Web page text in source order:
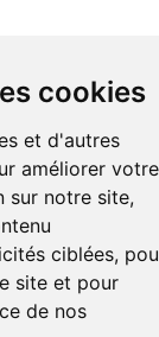
cookies
et d'autres
améliorer votre
sur notre site,
ciblées,
site et pour
de nos